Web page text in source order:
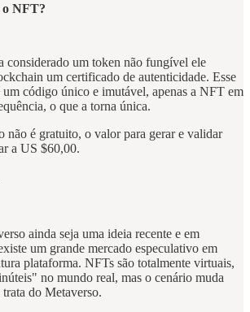
o NFT?
considerado um token não fungível ele
um certificado de autenticidade. Esse
um código único e imutável, apenas a NFT em
o que a torna única.
não é gratuito, o valor para gerar e validar
a US $60,00.
ainda seja uma ideia recente e em
um grande mercado especulativo em
plataforma. NFTs são totalmente virtuais,
no mundo real, mas o cenário muda
do Metaverso.